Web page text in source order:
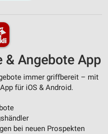
Angebote App
immer griffbereit – mit
für iOS & Android.
bei neuen Prospekten